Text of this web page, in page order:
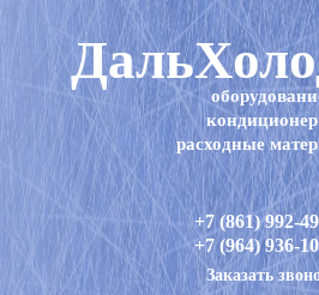
расходные
+7 (861) 992-
+7 (964) 936-
Заказать